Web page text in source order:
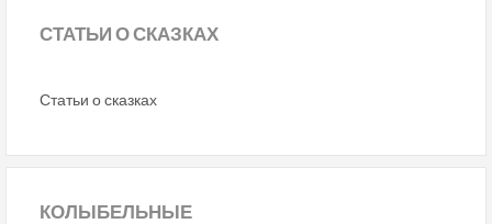
СТАТЬИО СКАЗКАХ
Статьи о сказках
КОЛЫБЕЛЬНЫЕ